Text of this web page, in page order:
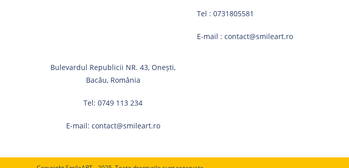
Bulevardul Republicii NR. 43, Onești,
Bacău, România
Tel: 0749 113 234
E-mail: contact@smileart.ro
tab
tab
Tel : 0731805581
E-mail : contact@smileart.ro